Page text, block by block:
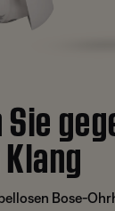
Bose-